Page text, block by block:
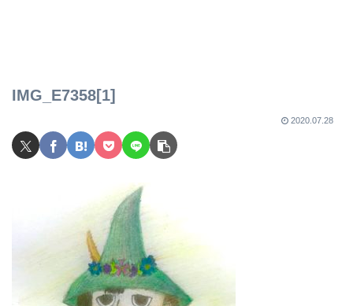
IMG_E7358[1]
2020.07.28